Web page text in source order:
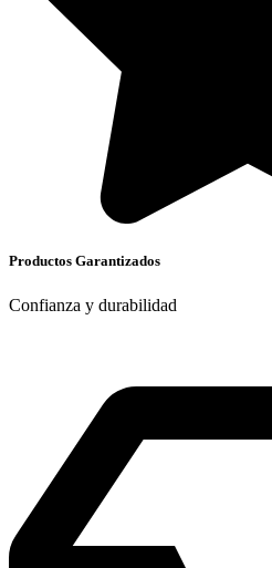
Productos Garantizados
Confianza y durabilidad